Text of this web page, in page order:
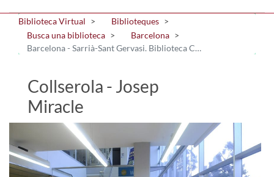
Biblioteca Virtual
Biblioteques
Busca una biblioteca
Barcelona
Barcelona - Sarrià-Sant Gervasi. Biblioteca Collserola - Josep Miracle
Collserola - Josep
Miracle